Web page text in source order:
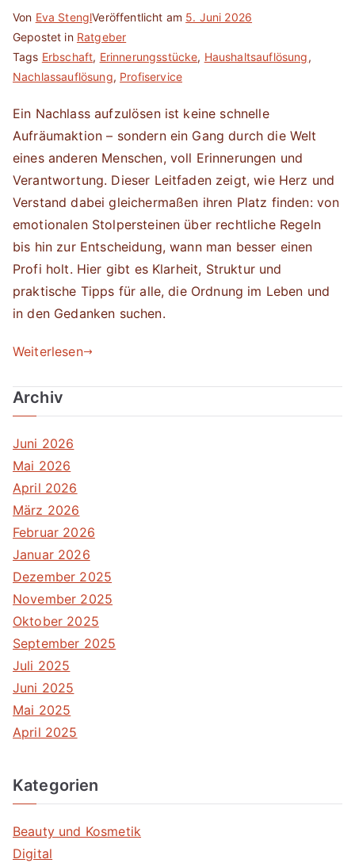
Von Eva StenglVeröffentlicht am 5. Juni 2026
Gepostet in Ratgeber
Tags Erbschaft, Erinnerungsstücke, Haushaltsauflösung,
Nachlassauflösung, Profiservice
Ein Nachlass aufzulösen ist keine schnelle
Aufräumaktion – sondern ein Gang durch die Welt
eines anderen Menschen, voll Erinnerungen und
Verantwortung. Dieser Leitfaden zeigt, wie Herz und
Verstand dabei gleichermaßen ihren Platz finden: von
emotionalen Stolpersteinen über rechtliche Regeln
bis hin zur Entscheidung, wann man besser einen
Profi holt. Hier gibt es Klarheit, Struktur und
praktische Tipps für alle, die Ordnung im Leben und
in den Gedanken suchen.
Weiterlesen
Archiv
Juni 2026
Mai 2026
April 2026
März 2026
Februar 2026
Januar 2026
Dezember 2025
November 2025
Oktober 2025
September 2025
Juli 2025
Juni 2025
Mai 2025
April 2025
Kategorien
Beauty und Kosmetik
Digital